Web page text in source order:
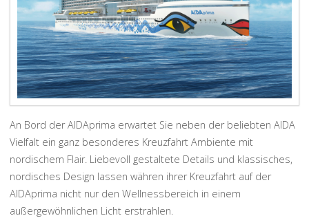
An Bord der AIDAprima erwartet Sie neben der beliebten AIDA
Vielfalt ein ganz besonderes Kreuzfahrt Ambiente mit
nordischem Flair. Liebevoll gestaltete Details und klassisches,
nordisches Design lassen währen ihrer Kreuzfahrt auf der
AIDAprima nicht nur den Wellnessbereich in einem
außergewöhnlichen Licht erstrahlen.